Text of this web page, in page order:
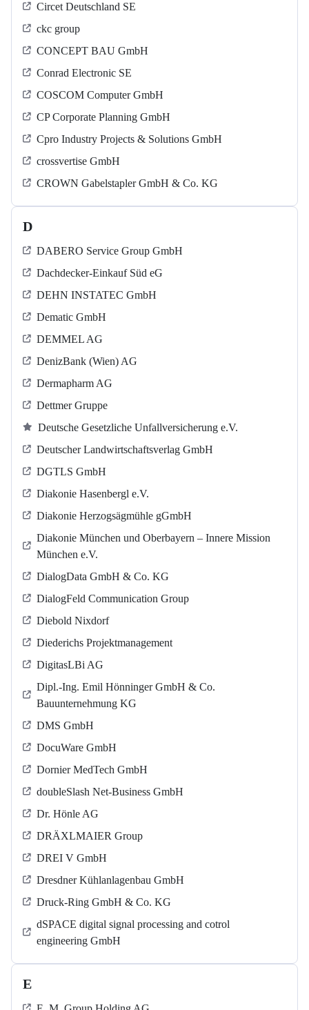
Circet Deutschland SE
ckc group
CONCEPT BAU GmbH
Conrad Electronic SE
COSCOM Computer GmbH
CP Corporate Planning GmbH
Cpro Industry Projects & Solutions GmbH
crossvertise GmbH
CROWN Gabelstapler GmbH & Co. KG
D
DABERO Service Group GmbH
Dachdecker-Einkauf Süd eG
DEHN INSTATEC GmbH
Dematic GmbH
DEMMEL AG
DenizBank (Wien) AG
Dermapharm AG
Dettmer Gruppe
Deutsche Gesetzliche Unfallversicherung e.V.
Deutscher Landwirtschaftsverlag GmbH
DGTLS GmbH
Diakonie Hasenbergl e.V.
Diakonie Herzogsägmühle gGmbH
Diakonie München und Oberbayern – Innere Mission
München e.V.
DialogData GmbH & Co. KG
DialogFeld Communication Group
Diebold Nixdorf
Diederichs Projektmanagement
DigitasLBi AG
Dipl.-Ing. Emil Hönninger GmbH & Co.
Bauunternehmung KG
DMS GmbH
DocuWare GmbH
Dornier MedTech GmbH
doubleSlash Net-Business GmbH
Dr. Hönle AG
DRÄXLMAIER Group
DREI V GmbH
Dresdner Kühlanlagenbau GmbH
Druck-Ring GmbH & Co. KG
dSPACE digital signal processing and cotrol
engineering GmbH
E